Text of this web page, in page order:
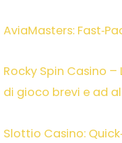
AviaMasters:
Rocky Spin Casino
di gioco brevi e ad
Slottio Casino: